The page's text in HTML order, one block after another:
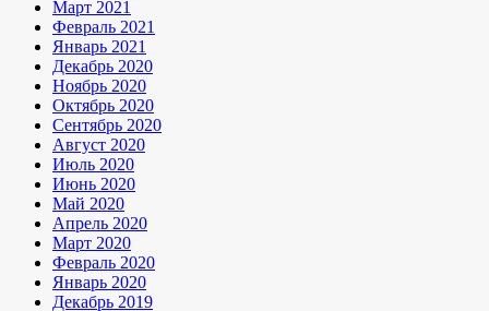
Март 2021
Февраль 2021
Январь 2021
Декабрь 2020
Ноябрь 2020
Октябрь 2020
Сентябрь 2020
Август 2020
Июль 2020
Июнь 2020
Май 2020
Апрель 2020
Март 2020
Февраль 2020
Январь 2020
Декабрь 2019